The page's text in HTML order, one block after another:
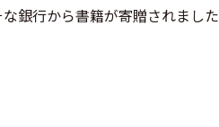
銀行から書籍が寄贈されました